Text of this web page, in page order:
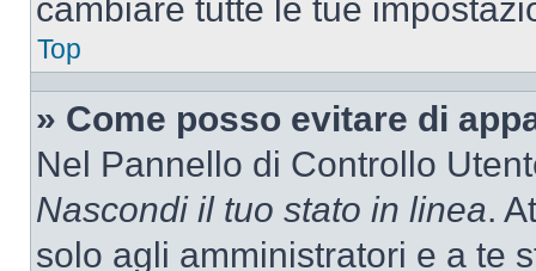
cambiare tutte le tue
Top
» Come posso evitare di
Nel Pannello di Controllo
Nascondi il tuo stato in linea.
solo agli amministratori e a te